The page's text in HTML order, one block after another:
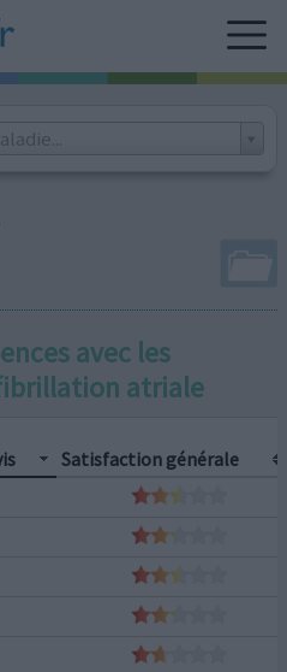
avec les
atriale
Satisfaction générale